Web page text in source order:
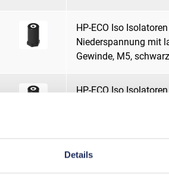
Details
HP-ECO Iso
Niederspannung mit
Gewinde, M5,
HP-ECO Iso
HP-ECO Iso Isolatoren